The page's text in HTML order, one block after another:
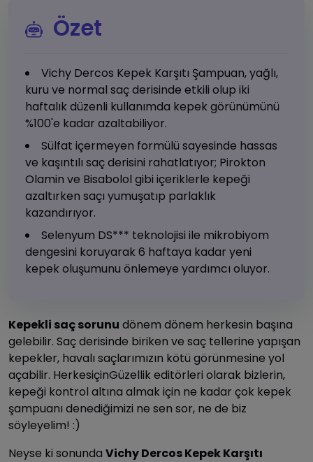
Özet
Vichy Dercos Kepek Karşıtı Şampuan, yağlı,
kuru ve normal saç derisinde etkili olup iki
haftalık düzenli kullanımda kepek görünümünü
%100'e kadar azaltabiliyor.
Sülfat içermeyen formülü sayesinde hassas
ve kaşıntılı saç derisini rahatlatıyor; Pirokton
Olamin ve Bisabolol gibi içeriklerle kepeği
azaltırken saçı yumuşatıp parlaklık
kazandırıyor.
Selenyum DS*** teknolojisi ile mikrobiyom
dengesini koruyarak 6 haftaya kadar yeni
kepek oluşumunu önlemeye yardımcı oluyor.
Kepekli saç sorunu dönem dönem herkesin başına
gelebilir. Saç derisinde biriken ve saç tellerine yapışan
kepekler, havalı saçlarımızın kötü görünmesine yol
açabilir. HerkesiçinGüzellik editörleri olarak bizlerin,
kepeği kontrol altına almak için ne kadar çok kepek
şampuanı denediğimizi ne sen sor, ne de biz
söyleyelim! :)
Neyse ki sonunda Vichy Dercos Kepek Karşıtı